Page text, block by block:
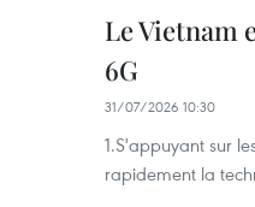
Le Vietnam
6G
31/07/2026 10:30
1.S'appuyant sur
rapidement la